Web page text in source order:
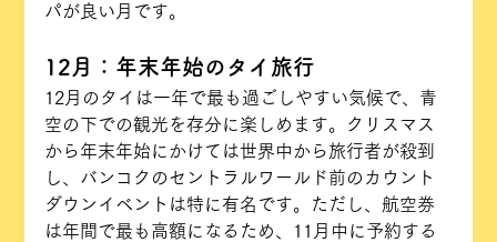
パが良い月です。
12月：年末年始のタイ旅行
12月のタイは一年で最も過ごしやすい気候で、青
空の下での観光を存分に楽しめます。クリスマス
から年末年始にかけては世界中から旅行者が殺到
し、バンコクのセントラルワールド前のカウント
ダウンイベントは特に有名です。ただし、航空券
は年間で最も高額になるため、11月中に予約する